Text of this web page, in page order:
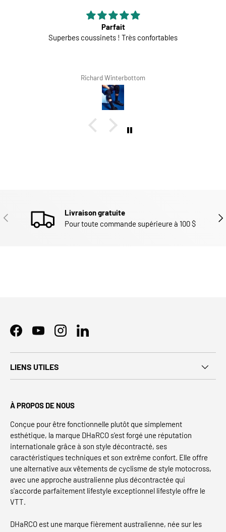
Parfait
Superbes coussinets ! Très confortables
Richard Winterbottom
PRÉCÉDENT
Livraison gratuite
Pour toute commande supérieure à 100 $
FacebookYouTubeInstagramLinkedIn
LIENS UTILES
À PROPOS DE NOUS
Conçue pour être fonctionnelle plutôt que simplement
esthétique, la marque DHaRCO s'est forgé une réputation
internationale grâce à son style décontracté, ses
caractéristiques techniques et son extrême confort. Elle offre
une alternative aux vêtements de cyclisme de style motocross,
avec une approche australienne plus décontractée qui
s'accorde parfaitement lifestyle exceptionnel lifestyle offre le
VTT.
DHaRCO est une marque fièrement australienne, née sur les